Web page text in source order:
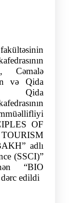
Cəmalə
və
Qida
Qida
llifliyi
OF
” adlı
(SSCI)”
“BIO
edildi